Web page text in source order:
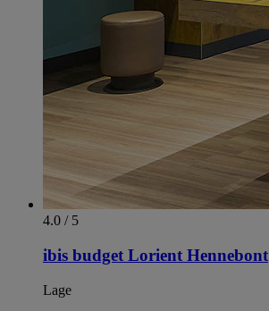
4.0 / 5
ibis budget Lorient Hennebont
Lage